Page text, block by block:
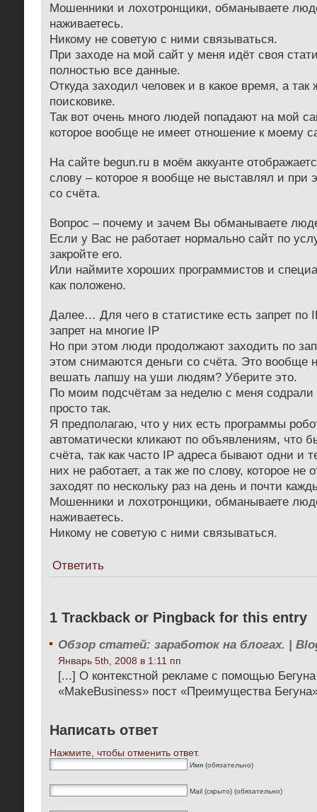
Мошенники и лохотронщики, обманываете
наживаетесь.
Никому не советую с ними связываться.
При заходе на мой сайт у меня идёт своя
полностью все данные.
Откуда заходил человек и в какое время, а так
поисковике.
Так вот очень много людей попадают на мой
которое вообще не имеет отношение к моему
На сайте begun.ru в моём аккуанте
слову – которое я вообще не выставлял и при
со счёта.
Вопрос – почему и зачем Вы обманываете
Если у Вас не работает нормально сайт по
закройте его.
Или наймите хороших программистов и
как положено.
Далее… Для чего в статистике есть запрет по
запрет на многие IP
Но при этом люди продолжают заходить по
этом снимаются деньги со счёта. Это вообще
вешать лапшу на уши людям? Уберите это.
По моим подсчётам за неделю с меня содрали
просто так.
Я предполагаю, что у них есть программы
автоматически кликают по объявлениям, что
счёта, так как часто IP адреса бывают одни и
них не работает, а так же по слову, которое не
заходят по нескольку раз на день и почти
Мошенники и лохотронщики, обманываете
наживаетесь.
Никому не советую с ними связываться.
Ответить
1 Trackback or Pingback for this entry
Обзор статей: заработок на блогах. |
Январь 5th, 2008 в 1:11 пп
[...] О контекстной рекламе с помощью Бегуна
«MakeBusiness» пост «Преимущества
Написать ответ
Нажмите, чтобы отменить ответ.
Имя (обязательно)
Mail (скрыто) (обязательно)